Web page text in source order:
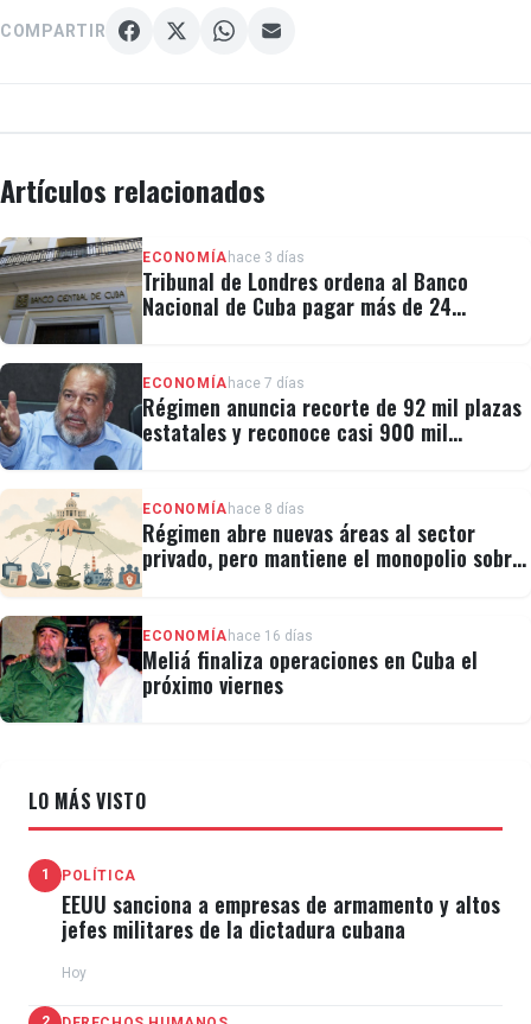
COMPARTIR
Artículos relacionados
ECONOMÍA hace 3 días
Tribunal de Londres ordena al Banco
Nacional de Cuba pagar más de 24
ECONOMÍA hace 7 días
Régimen anuncia recorte de 92 mil plazas
estatales y reconoce casi 900 mil
ECONOMÍA hace 8 días
Régimen abre nuevas áreas al sector
privado, pero mantiene el monopolio sobre
ECONOMÍA hace 16 días
Meliá finaliza operaciones en Cuba el
próximo viernes
LO MÁS VISTO
1 POLÍTICA
EEUU sanciona a empresas de armamento y altos
jefes militares de la dictadura cubana
Hoy